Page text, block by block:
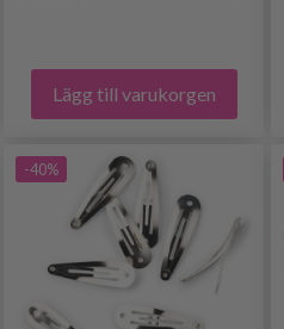
Lägg till varukorgen
-40%